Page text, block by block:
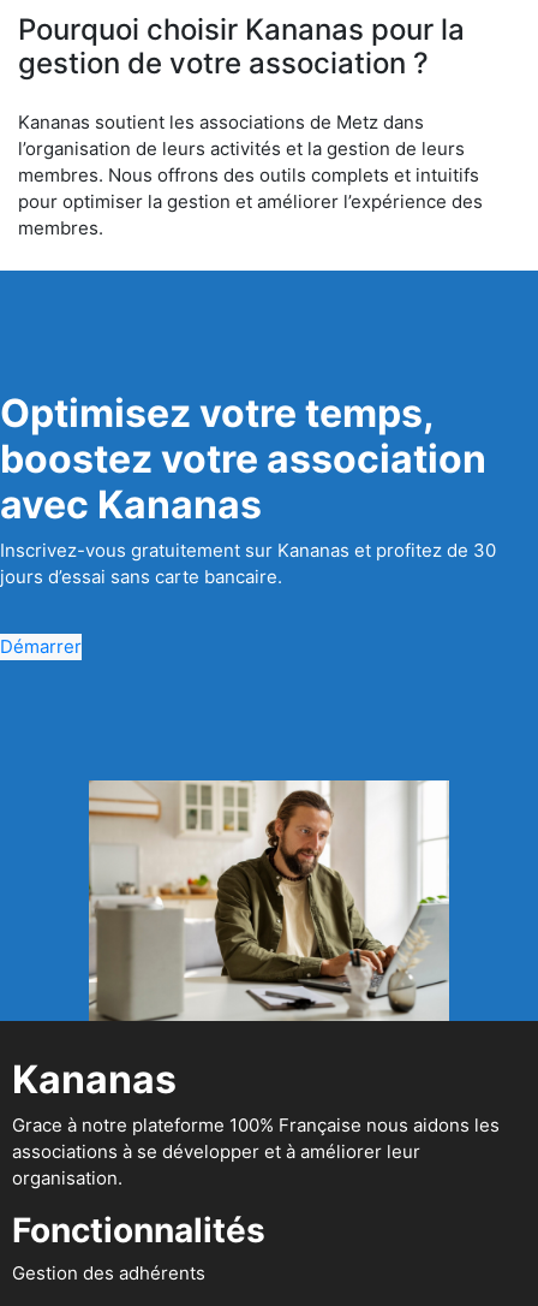
Pourquoi choisir Kananas pour la
gestion de votre association ?
Kananas soutient les associations de Metz dans
l’organisation de leurs activités et la gestion de leurs
membres. Nous offrons des outils complets et intuitifs
pour optimiser la gestion et améliorer l’expérience des
membres.
Optimisez votre temps,
boostez votre association
avec Kananas
Inscrivez-vous gratuitement sur Kananas et profitez de 30
jours d’essai sans carte bancaire.
Démarrer
Kananas
Grace à notre plateforme 100% Française nous aidons les
associations à se développer et à améliorer leur
organisation.
Fonctionnalités
Gestion des adhérents